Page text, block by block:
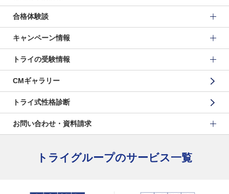
合格体験談
キャンペーン情報
トライの受験情報
CMギャラリー
トライ式性格診断
お問い合わせ・資料請求
トライグループのサービス一覧